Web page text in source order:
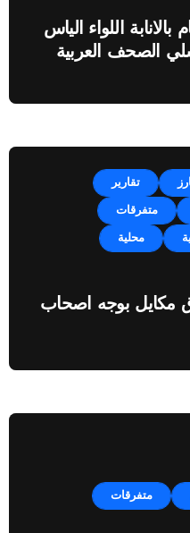
بالانابة اللواء الياس
الصحف العربية
تقارير
متفرقات
محلية
مكايل بوجه اصحاب
متفرقات